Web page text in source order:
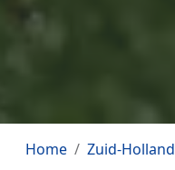
Home Zuid-Holland